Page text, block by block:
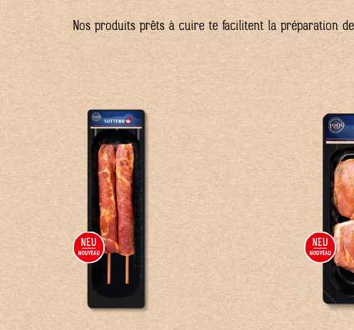
Nos produits prêts à cuire te facilitent la préparation